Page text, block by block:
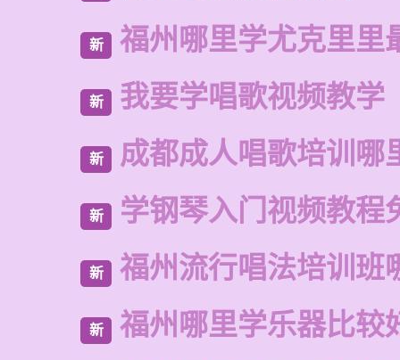
新 福州哪里学尤克里里
新 我要学唱歌视频教学
新 成都成人唱歌培训哪
新 学钢琴入门视频教程
新 福州流行唱法培训班
新 福州哪里学乐器比较